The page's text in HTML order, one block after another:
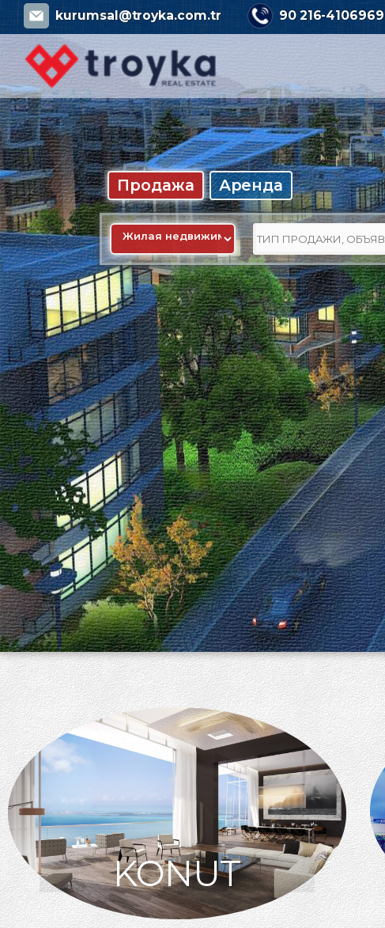
kurumsal@troyka.com.tr 90 216-4106969
Продажа Аренда
KONUT